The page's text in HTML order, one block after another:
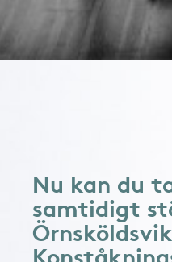
Nu kan du
samtidigt